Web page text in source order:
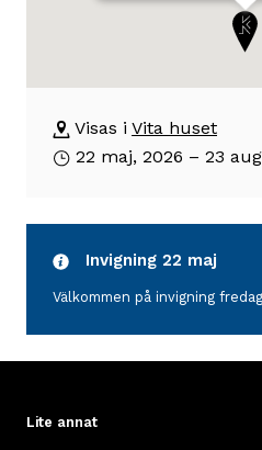
huset
Huset
1854
som
två
familjer,
var
Visas i Vita huset
22 maj, 2026 – 23
Invigning 22 maj
Välkommen på invigning
Lite annat